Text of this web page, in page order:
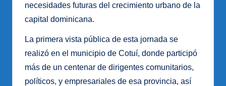
necesidades futuras del crecimiento urbano de la
capital dominicana.
La primera vista pública de esta jornada se
realizó en el municipio de Cotuí, donde participó
más de un centenar de dirigentes comunitarios,
políticos, y empresariales de esa provincia, así